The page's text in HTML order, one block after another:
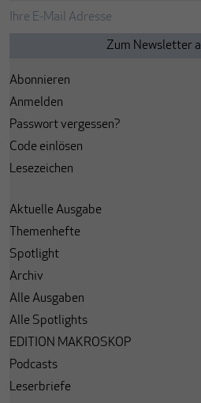
Abonnieren
Anmelden
Passwort vergessen?
Code einlösen
Lesezeichen
Aktuelle Ausgabe
Themenhefte
Spotlight
Archiv
Alle Ausgaben
Alle Spotlights
EDITION MAKROSKOP
Podcasts
Leserbriefe